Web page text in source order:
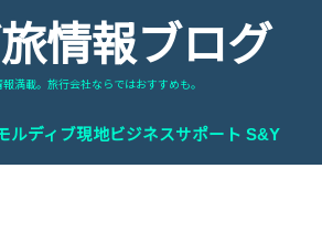
情報ブログ
満載。旅行会社ならではおすすめも。
ルディブ現地ビジネスサポート S&Y